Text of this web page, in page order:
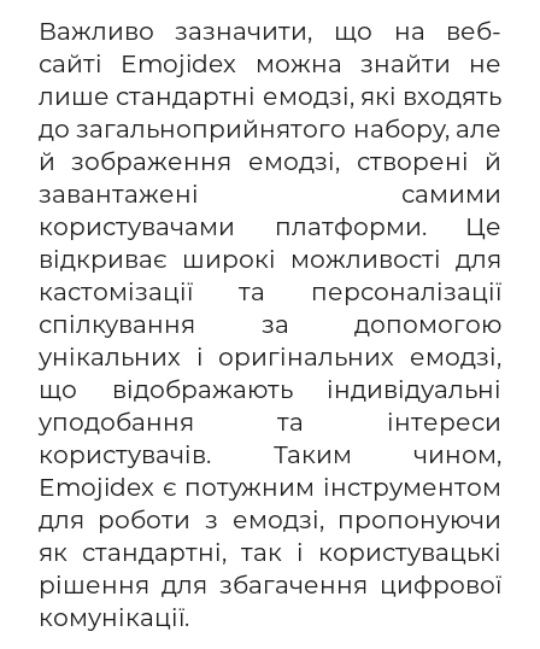
Важливо зазначити, що на веб-
сайті Emojidex можна знайти не
лише стандартні емодзі, які входять
до загальноприйнятого набору, але
й зображення емодзі, створені й
завантажені самими
користувачами платформи. Це
відкриває широкі можливості для
кастомізації та персоналізації
спілкування за допомогою
унікальних і оригінальних емодзі,
що відображають індивідуальні
уподобання та інтереси
користувачів. Таким чином,
Emojidex є потужним інструментом
для роботи з емодзі, пропонуючи
як стандартні, так і користувацькі
рішення для збагачення цифрової
комунікації.